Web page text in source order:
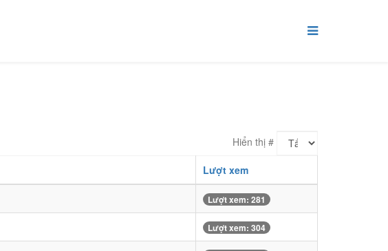
Hiển thị #
Lượt xem
Lượt xem: 281
Lượt xem: 304